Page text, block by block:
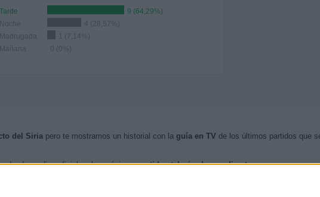
Tarde
9 (64,29%)
Noche
4 (28,57%)
Madrugada
1 (7,14%)
Mañana
0 (0%)
del Siriapero te mostramos un historial con la guía en TV de los últimos partidos que
desde medios oficiales, los próximospartidos televisados en directo.
se han publicado
el Siria - Paraguay.